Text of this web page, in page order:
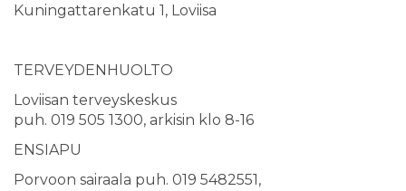
Kuningattarenkatu 1, Loviisa
TERVEYDENHUOLTO
Loviisan terveyskeskus
puh. 019 505 1300, arkisin klo 8-16
ENSIAPU
Porvoon sairaala puh. 019 5482551,